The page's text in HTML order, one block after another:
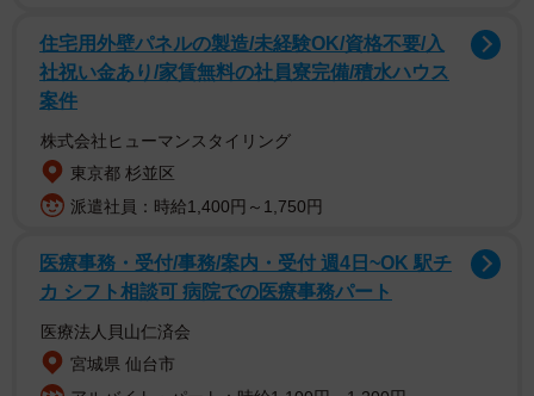
住宅用外壁パネルの製造/未経験OK/資格不要/入
社祝い金あり/家賃無料の社員寮完備/積水ハウス
案件
株式会社ヒューマンスタイリング
東京都 杉並区
派遣社員：時給1,400円～1,750円
医療事務・受付/事務/案内・受付 週4日~OK 駅チ
カ シフト相談可 病院での医療事務パート
医療法人貝山仁済会
宮城県 仙台市